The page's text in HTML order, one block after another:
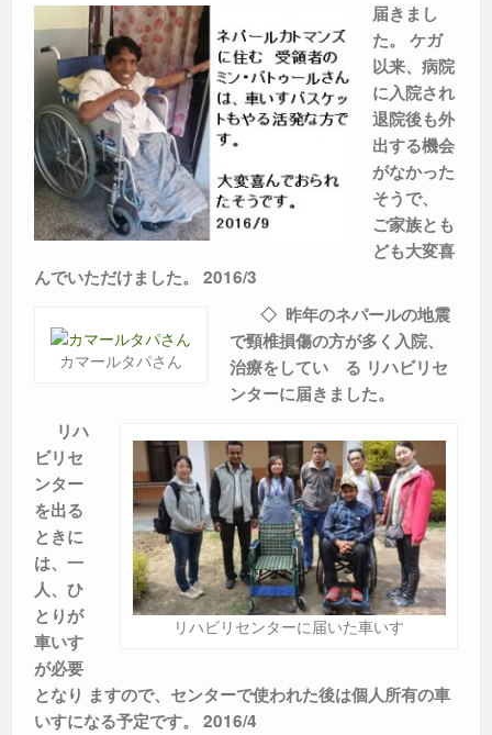
届きまし
た。 ケガ
以来、病院
に入院され
退院後も外
出する機会
がなかった
そうで、
ご家族とも
ども大変喜
んでいただけました。 2016/3
カマールタパさん
◇ 昨年のネパールの地震
で頸椎損傷の方が多く入院、
治療をしてい る リハビリセ
ンターに届きました。
リハビリセンターに届いた車いす
リハ
ビリセ
ンター
を出る
ときに
は、一
人、ひ
とりが
車いす
が必要
となり ますので、センターで使われた後は個人所有の車
いすになる予定です。 2016/4